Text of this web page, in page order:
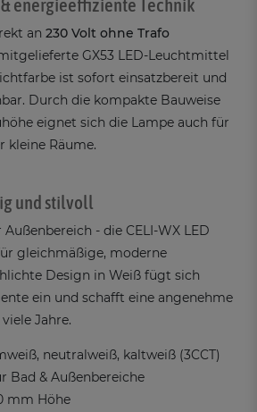
energieeffiziente Technik
an 230 Volt ohne Trafo
GX53 LED-Leuchtmittel
ist sofort einsatzbereit und
Durch die kompakte Bauweise
eignet sich die Lampe auch für
kleine Räume.
und stilvoll
- die CELI-WX LED
gleichmäßige, moderne
Design in Weiß fügt sich
ein und schafft eine angenehme
Jahre.
neutralweiß, kaltweiß (3CCT)
Bad & Außenbereiche
mm Höhe